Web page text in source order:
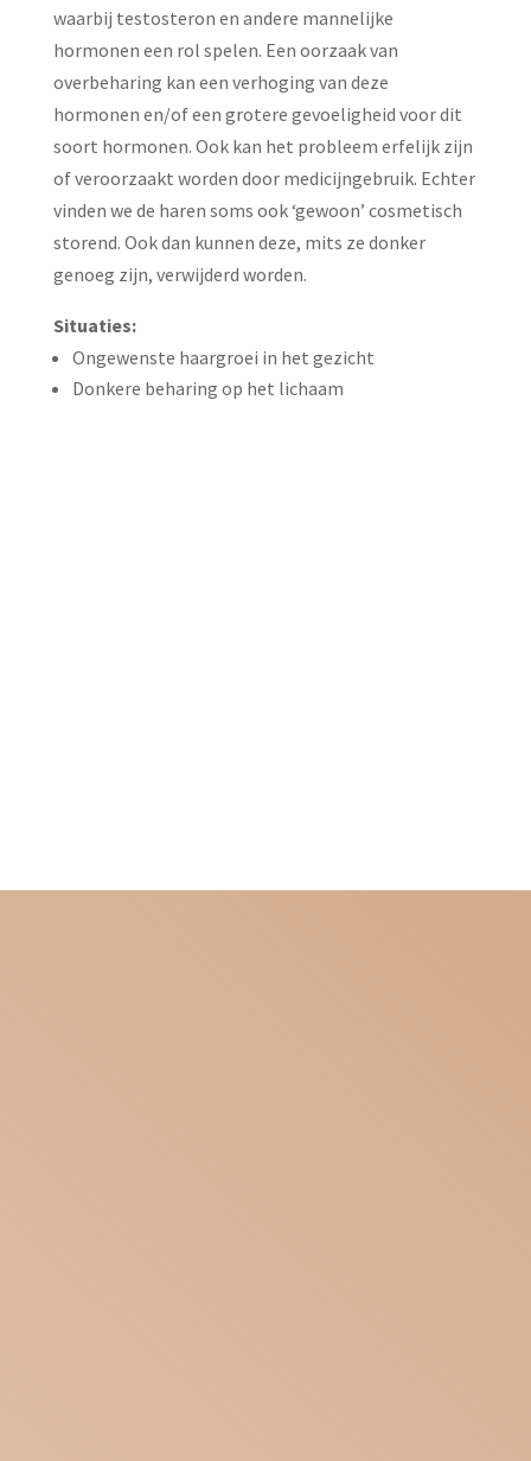
waarbij testosteron en andere mannelijke
hormonen een rol spelen. Een oorzaak van
overbeharing kan een verhoging van deze
hormonen en/of een grotere gevoeligheid voor dit
soort hormonen. Ook kan het probleem erfelijk zijn
of veroorzaakt worden door medicijngebruik. Echter
vinden we de haren soms ook ‘gewoon’ cosmetisch
storend. Ook dan kunnen deze, mits ze donker
genoeg zijn, verwijderd worden.
Situaties:
Ongewenste haargroei in het gezicht
Donkere beharing op het lichaam